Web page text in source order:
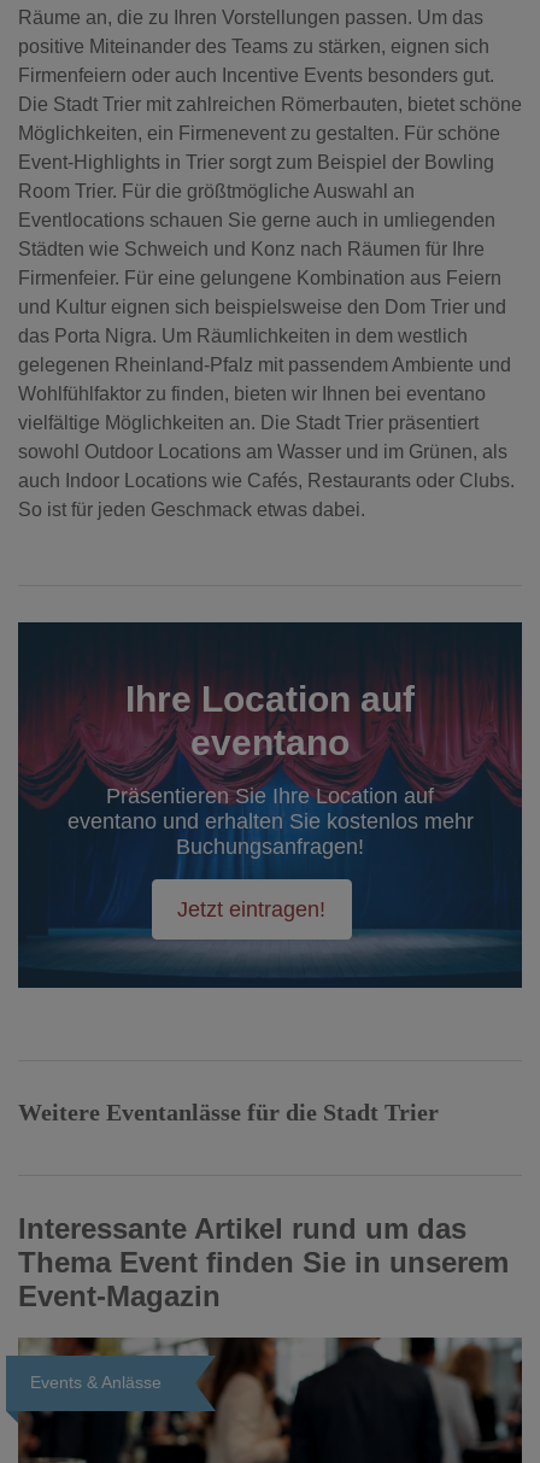
Räume an, die zu Ihren Vorstellungen passen. Um das
positive Miteinander des Teams zu stärken, eignen sich
Firmenfeiern oder auch Incentive Events besonders gut.
Die Stadt Trier mit zahlreichen Römerbauten, bietet schöne
Möglichkeiten, ein Firmenevent zu gestalten. Für schöne
Event-Highlights in Trier sorgt zum Beispiel der Bowling
Room Trier. Für die größtmögliche Auswahl an
Eventlocations schauen Sie gerne auch in umliegenden
Städten wie Schweich und Konz nach Räumen für Ihre
Firmenfeier. Für eine gelungene Kombination aus Feiern
und Kultur eignen sich beispielsweise den Dom Trier und
das Porta Nigra. Um Räumlichkeiten in dem westlich
gelegenen Rheinland-Pfalz mit passendem Ambiente und
Wohlfühlfaktor zu finden, bieten wir Ihnen bei eventano
vielfältige Möglichkeiten an. Die Stadt Trier präsentiert
sowohl Outdoor Locations am Wasser und im Grünen, als
auch Indoor Locations wie Cafés, Restaurants oder Clubs.
So ist für jeden Geschmack etwas dabei.
Ihre Location auf
eventano
Präsentieren Sie Ihre Location auf
eventano und erhalten Sie kostenlos mehr
Buchungsanfragen!
Jetzt eintragen!
Weitere Eventanlässe für die Stadt Trier
Interessante Artikel rund um das
Thema Event finden Sie in unserem
Event-Magazin
Events & Anlässe